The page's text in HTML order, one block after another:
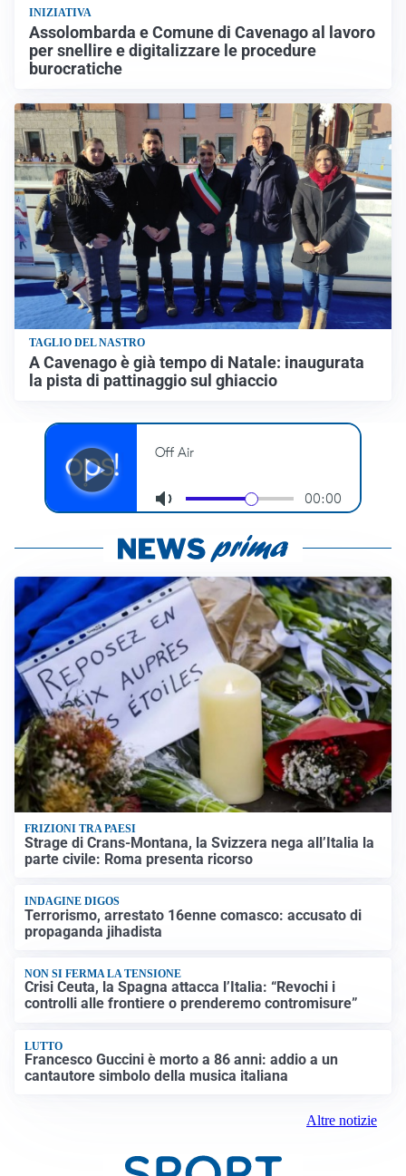
INIZIATIVA
Assolombarda e Comune di Cavenago al lavoro
per snellire e digitalizzare le procedure
burocratiche
TAGLIO DEL NASTRO
A Cavenago è già tempo di Natale: inaugurata
la pista di pattinaggio sul ghiaccio
FRIZIONI TRA PAESI
Strage di Crans-Montana, la Svizzera nega all’Italia la
parte civile: Roma presenta ricorso
INDAGINE DIGOS
Terrorismo, arrestato 16enne comasco: accusato di
propaganda jihadista
NON SI FERMA LA TENSIONE
Crisi Ceuta, la Spagna attacca l’Italia: “Revochi i
controlli alle frontiere o prenderemo contromisure”
LUTTO
Francesco Guccini è morto a 86 anni: addio a un
cantautore simbolo della musica italiana
Altre notizie